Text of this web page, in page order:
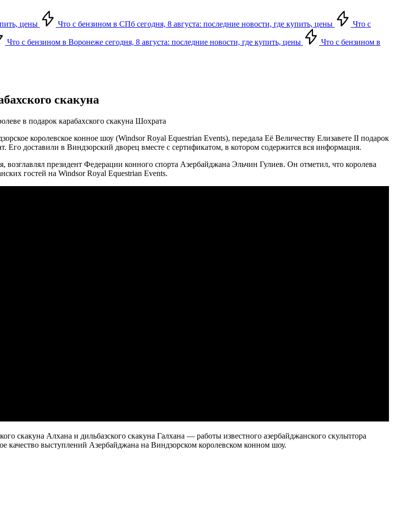
цены Что с бензином в СПб сегодня, 8 августа: последние новости, где купить, цены Что с
Что с бензином в Воронеже сегодня, 8 августа: последние новости, где купить, цены
Что с бензином в
скакуна
в подарок карабахского скакуна Шохрата
королевское конное шоу (Windsor Royal Equestrian Events), передала Её Величеству Елизавете II подарок
доставили в Виндзорский дворец вместе с сертификатом, в котором содержится вся информация.
президент Федерации конного спорта Азербайджана Эльчин Гулиев. Он отметил, что королева
гостей на Windsor Royal Equestrian Events.
скакуна Алхана и дильбазского скакуна Галхана — работы известного азербайджанского скульптора
качество выступлений Азербайджана на Виндзорском королевском конном шоу.